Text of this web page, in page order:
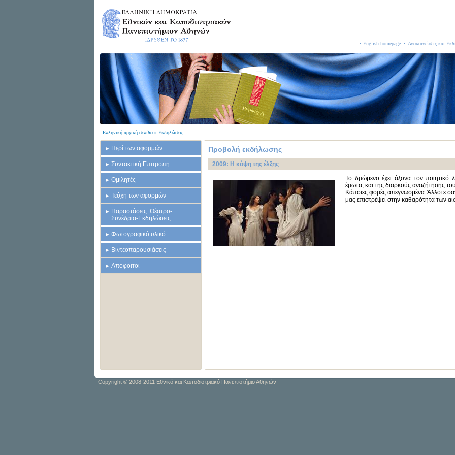
English homepage Ανακοινώσεις και
Ελληνική αρχική σελίδα » Εκδηλώσεις
Περί των αφορμών
Συντακτική Επιτροπή
Ομιλητές
Τεύχη των αφορμών
Παραστάσεις: Θέατρο-
Συνέδρια-Εκδηλώσεις
Φωτογραφικό υλικό
Βιντεοπαρουσιάσεις
Απόφοιτοι
Προβολή εκδήλωσης
2009: Η κόψη της έλξης
Το δρώμενο έχει άξονα τον ποιητικό
έρωτα, και της διαρκούς αναζήτησης
Κάποιες φορές απεγνωσμένα. Άλλοτε
μας επιστρέψει στην καθαρότητα των
Copyright © 2008-2011 Εθνικό και Καποδιστριακό Πανεπιστήμιο Αθηνών